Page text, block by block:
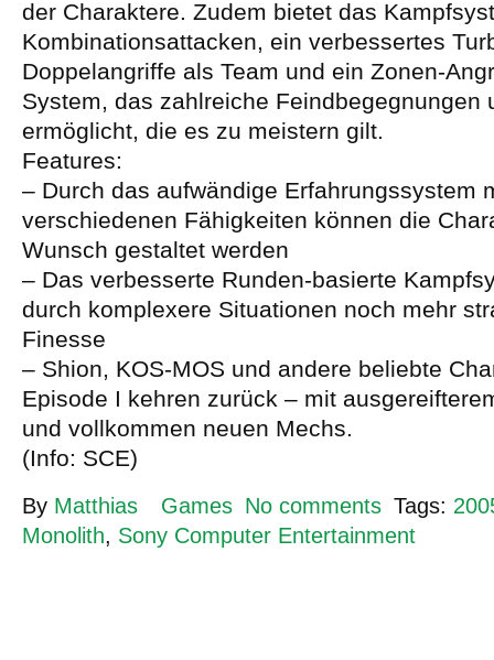
der Charaktere. Zudem bietet das
Kombinationsattacken, ein verbessertes
Doppelangriffe als Team und ein Zonen-
System, das zahlreiche Feindbegegnungen
ermöglicht, die es zu meistern gilt.
Features:
– Durch das aufwändige Erfahrungssystem
verschiedenen Fähigkeiten können die
Wunsch gestaltet werden
– Das verbesserte Runden-basierte
durch komplexere Situationen noch mehr
Finesse
– Shion, KOS-MOS und andere beliebte
Episode I kehren zurück – mit
und vollkommen neuen Mechs.
(Info: SCE)
By Matthias Games No comments Tags:
Monolith, Sony Computer Entertainment